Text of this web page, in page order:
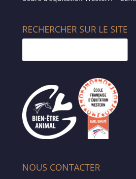
RECHERCHER SUR LE SITE
NOUS CONTACTER